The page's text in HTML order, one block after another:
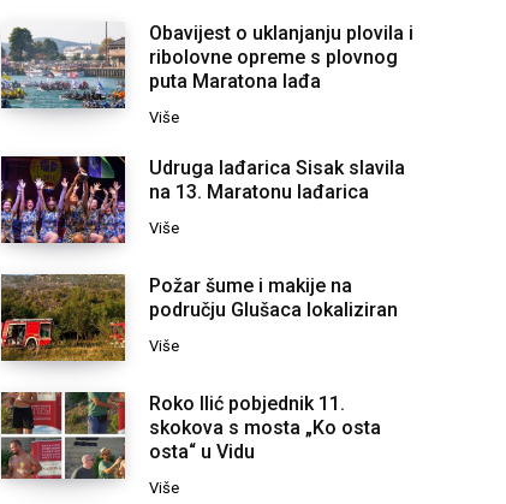
Obavijest o uklanjanju plovila i
ribolovne opreme s plovnog
puta Maratona lađa
Više
Udruga lađarica Sisak slavila
na 13. Maratonu lađarica
Više
Požar šume i makije na
području Glušaca lokaliziran
Više
Roko Ilić pobjednik 11.
skokova s mosta „Ko osta
osta“ u Vidu
Više